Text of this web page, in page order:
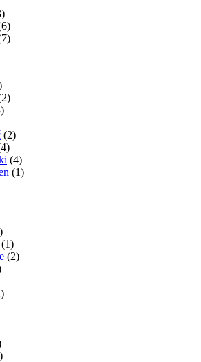
(2)
(4)
(1)
(1)
(2)